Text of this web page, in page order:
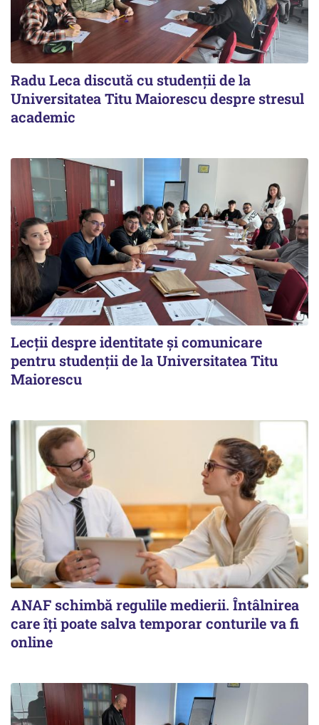
Radu Leca discută cu studenții de la
Universitatea Titu Maiorescu despre stresul
academic
Lecții despre identitate și comunicare
pentru studenții de la Universitatea Titu
Maiorescu
ANAF schimbă regulile medierii. Întâlnirea
care îți poate salva temporar conturile va fi
online